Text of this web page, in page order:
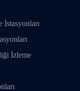
İstasyonları
İzleme